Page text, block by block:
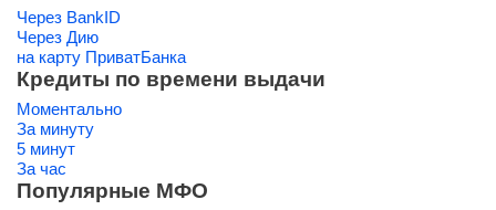
Через BankID
Через Дию
на карту ПриватБанка
Кредиты по времени выдачи
Моментально
За минуту
5 минут
За час
Популярные МФО